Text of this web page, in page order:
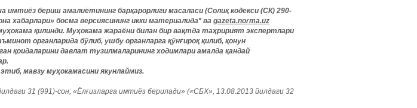
имтиёз бериш амалиётининг барқарорлиги масаласи (Солиқ кодекси (СК) 290-
хабарлари» босма версиясининг икки материалида* ва gazeta.norma.uz
қилинди. Муҳокама жараёни билан бир вақтда таҳририят экспертлари
органларида бўлиб, ушбу органларга қўнғироқ қилиб, қонун
қоидаларини давлат тузилмаларининг ходимлари амалда қандай
мавзу муҳокамасини якунлаймиз.
31 (991)-сон; «Ёлғизларга имтиёз берилади» («СБХ», 13.08.2013 йилдаги 32